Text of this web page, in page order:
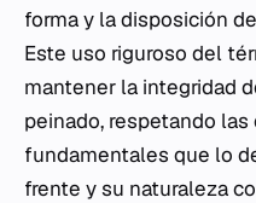
forma y la disposición
Este uso riguroso del
mantener la integridad
peinado, respetando las
fundamentales que lo
frente y su naturaleza